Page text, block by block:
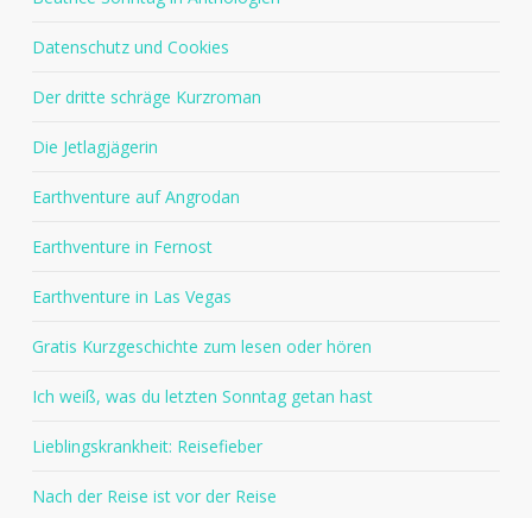
Datenschutz und Cookies
Der dritte schräge Kurzroman
Die Jetlagjägerin
Earthventure auf Angrodan
Earthventure in Fernost
Earthventure in Las Vegas
Gratis Kurzgeschichte zum lesen oder hören
Ich weiß, was du letzten Sonntag getan hast
Lieblingskrankheit: Reisefieber
Nach der Reise ist vor der Reise